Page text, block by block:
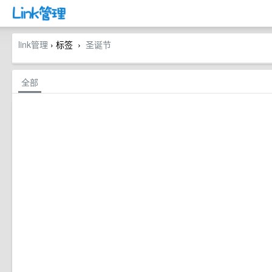
link管理 › 标签 › 圣诞节
全部